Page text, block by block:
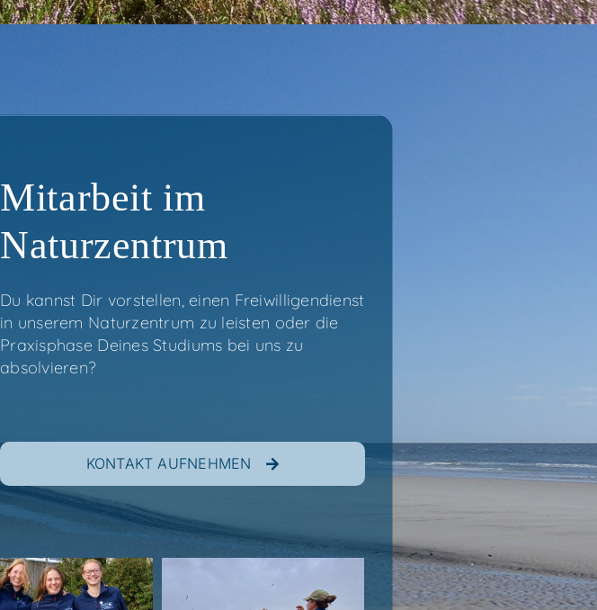
Mit­ar­beit im
Naturzentrum
Du kannst Dir vor­stel­len, einen Frei­wil­li­gen­dienst
in unse­rem Natur­zen­trum zu leis­ten oder die
Pra­xis­pha­se Dei­nes Stu­di­ums bei uns zu
absolvieren?
KON­TAKT AUFNEHMEN